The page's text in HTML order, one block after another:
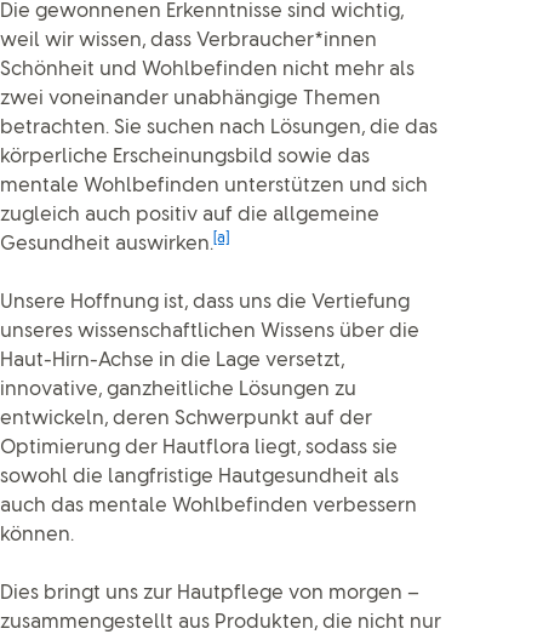
Die gewonnenen Erkenntnisse sind wichtig,
weil wir wissen, dass Verbraucher*innen
Schönheit und Wohlbefinden nicht mehr als
zwei voneinander unabhängige Themen
betrachten. Sie suchen nach Lösungen, die das
körperliche Erscheinungsbild sowie das
mentale Wohlbefinden unterstützen und sich
zugleich auch positiv auf die allgemeine
Gesundheit auswirken. [a]
Unsere Hoffnung ist, dass uns die Vertiefung
unseres wissenschaftlichen Wissens über die
Haut-Hirn-Achse in die Lage versetzt,
innovative, ganzheitliche Lösungen zu
entwickeln, deren Schwerpunkt auf der
Optimierung der Hautflora liegt, sodass sie
sowohl die langfristige Hautgesundheit als
auch das mentale Wohlbefinden verbessern
können.
Dies bringt uns zur Hautpflege von morgen –
zusammengestellt aus Produkten, die nicht nur